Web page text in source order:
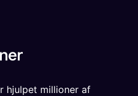
hjulpet millioner af